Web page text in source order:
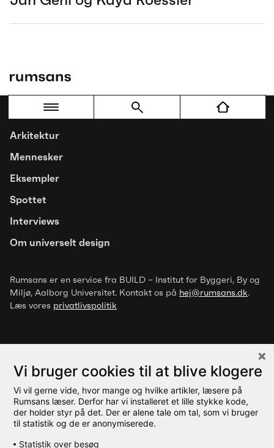
Arkitektur
Mennesker
Eksempler
Spottet
Interviews
Om universelt design
Rumsans er en service fra BUILD – Institut for Byggeri, By og
Miljø, Aalborg Universitet. Kontakt os på hej@rumsans.dk.
Læs vores privatlivspolitik
© 2026 Rumsans
Vi bruger cookies til at blive klogere
Vi vil gerne vide, hvor mange og hvilke artikler, læsere på
Rumsans læser. Derfor har vi installeret et lille stykke kode,
der holder styr på det. Der er alene tale om tal, som vi bruger
til statistik og de er anonymiserede.
Statistik over besøg